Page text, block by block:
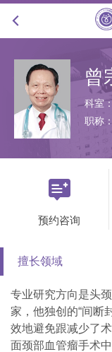
曾
科室
职称

预约咨询
擅长领域
专业研究方向是头
家，他独创的“间断
效地避免跟减少了
面颈部血管瘤手术